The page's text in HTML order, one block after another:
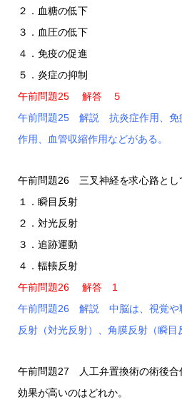
２．血糖の低下
３．血圧の低下
４．免疫の促進
５．炎症の抑制
午前問題25 解答 ５
午前問題25 解説 抗炎症作用、免
作用、血管収縮作用などがある。
午前問題26 三叉神経を求心路とし
１．瞬目反射
２．対光反射
３．追跡運動
４．輻輳反射
午前問題26 解答 1
午前問題26 解説 中脳は、視覚や
反射（対光反射）、角膜反射（瞬目
午前問題27 人工弁置換術の術後合
効果が高いのはどれか。